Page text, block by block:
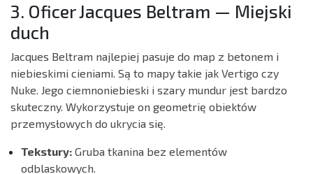
3. Oficer Jacques Beltram — Miejski
duch
Jacques Beltram najlepiej pasuje do map z betonem i
niebieskimi cieniami. Są to mapy takie jak Vertigo czy
Nuke. Jego ciemnoniebieski i szary mundur jest bardzo
skuteczny. Wykorzystuje on geometrię obiektów
przemysłowych do ukrycia się.
Tekstury: Gruba tkanina bez elementów
odblaskowych.